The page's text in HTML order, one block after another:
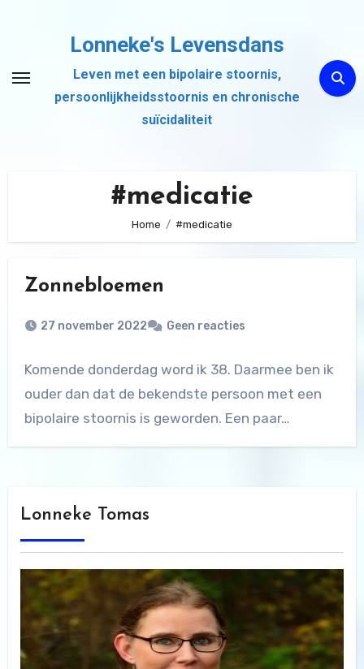
inhoud
Lonneke's Levensdans
Leven met een bipolaire stoornis,
persoonlijkheidsstoornis en chronische
suïcidaliteit
#medicatie
Home #medicatie
Zonnebloemen
27 november 2022 Geen reacties
Komende donderdag word ik 38. Daarmee ben ik
ouder dan dat de bekendste persoon met een
bipolaire stoornis is geworden. Een paar…
Lonneke Tomas